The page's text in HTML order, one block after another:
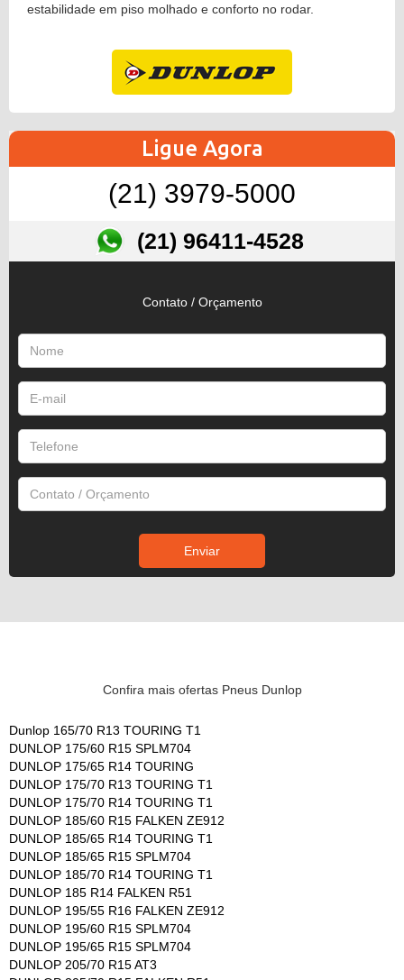
estabilidade em piso molhado e conforto no rodar.
Ligue Agora
(21) 3979-5000
(21) 96411-4528
Contato / Orçamento
Confira mais ofertas Pneus Dunlop
Dunlop 165/70 R13 TOURING T1
DUNLOP 175/60 R15 SPLM704
DUNLOP 175/65 R14 TOURING
DUNLOP 175/70 R13 TOURING T1
DUNLOP 175/70 R14 TOURING T1
DUNLOP 185/60 R15 FALKEN ZE912
DUNLOP 185/65 R14 TOURING T1
DUNLOP 185/65 R15 SPLM704
DUNLOP 185/70 R14 TOURING T1
DUNLOP 185 R14 FALKEN R51
DUNLOP 195/55 R16 FALKEN ZE912
DUNLOP 195/60 R15 SPLM704
DUNLOP 195/65 R15 SPLM704
DUNLOP 205/70 R15 AT3